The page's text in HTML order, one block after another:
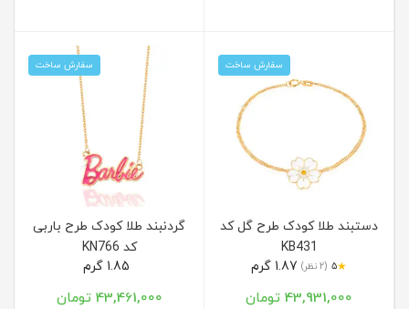
سفارش ساخت
دستبند طلا کودک طرح گل کد
KB431
★
5 (2 نظر)
43,931,000 تومان
سفارش ساخت
گردنبند طلا کودک طرح باربی
کد KN766
43,461,000 تومان